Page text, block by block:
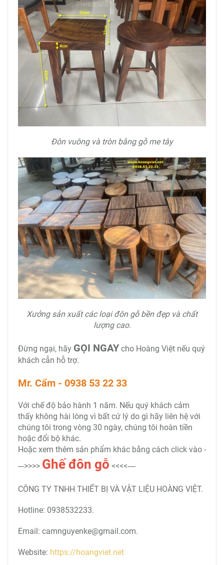
Đôn vuông và tròn bằng gỗ me tây
Xưởng sản xuất các loại đôn gỗ bền đẹp và chất
lượng cao.
Đừng ngại, hãy GỌI NGAY cho Hoàng Việt nếu quý
khách cẫn hỗ trợ.
Mr. Cẩm - 0938 53 22 33
Với chế độ bảo hành 1 năm. Nếu quý khách cảm
thấy không hài lòng vì bất cứ lý do gì hãy liên hệ với
chúng tôi trong vòng 30 ngày, chúng tôi hoàn tiền
hoặc đổi bộ khác.
Hoặc xem thêm sản phẩm khác bằng cách click vào -
--->>>> Ghế đôn gỗ <<<<----
CÔNG TY TNHH THIẾT BỊ VÀ VẬT LIỆU HOÀNG VIỆT.
Hotline: 0938532233.
Email: camnguyenke@gmail.com.
Website: https://hoangviet.net